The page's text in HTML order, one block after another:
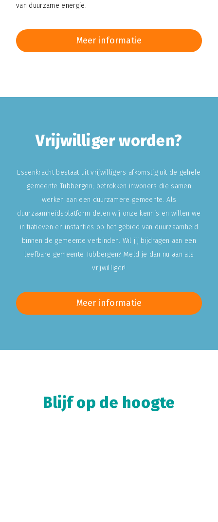
van duurzame energie.
Meer informatie
Vrijwilliger worden?
Essenkracht bestaat uit vrijwilligers afkomstig uit de gehele
gemeente Tubbergen; betrokken inwoners die samen
werken aan een duurzamere gemeente. Als
duurzaamheidsplatform delen wij onze kennis en willen we
initiatieven en instanties op het gebied van duurzaamheid
binnen de gemeente verbinden. Wil jij bijdragen aan een
leefbare gemeente Tubbergen? Meld je dan nu aan als
vrijwilliger!
Meer informatie
Blijf op de hoogte